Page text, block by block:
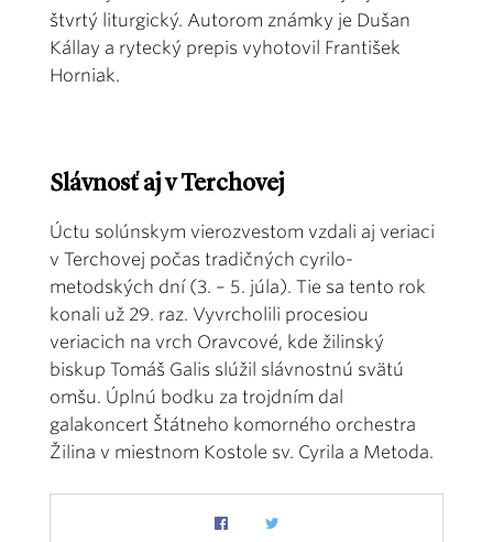
štvrtý liturgický. Autorom známky je Dušan
Kállay a rytecký prepis vyhotovil František
Horniak.
Slávnosť aj v Terchovej
Úctu solúnskym vierozvestom vzdali aj veriaci
v Terchovej počas tradičných cyrilo-
metodských dní (3. – 5. júla). Tie sa tento rok
konali už 29. raz. Vyvrcholili procesiou
veriacich na vrch Oravcové, kde žilinský
biskup Tomáš Galis slúžil slávnostnú svätú
omšu. Úplnú bodku za trojdním dal
galakoncert Štátneho komorného orchestra
Žilina v miestnom Kostole sv. Cyrila a Metoda.